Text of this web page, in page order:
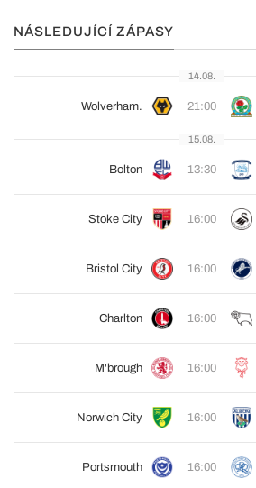
NÁSLEDUJÍCÍ ZÁPASY
14.08.
Wolverham. 21:00
15.08.
Bolton 13:30
Stoke City 16:00
Bristol City 16:00
Charlton 16:00
M'brough 16:00
Norwich City 16:00
Portsmouth 16:00